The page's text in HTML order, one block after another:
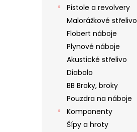
Pistole a revolvery
Malorážkové střelivo
Flobert náboje
Plynové náboje
Akustické střelivo
Diabolo
BB Broky, broky
Pouzdra na náboje
Komponenty
Šípy a hroty